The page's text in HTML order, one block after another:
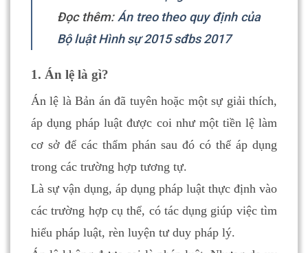
Đọc thêm: Án treo theo quy định của
Bộ luật Hình sự 2015 sđbs 2017
1. Án lệ là gì?
Án lệ là Bản án đã tuyên hoặc một sự giải thích,
áp dụng pháp luật được coi như một tiền lệ làm
cơ sở để các thẩm phán sau đó có thể áp dụng
trong các trường hợp tương tự.
Là sự vận dụng, áp dụng pháp luật thực định vào
các trường hợp cụ thể, có tác dụng giúp việc tìm
hiểu pháp luật, rèn luyện tư duy pháp lý.